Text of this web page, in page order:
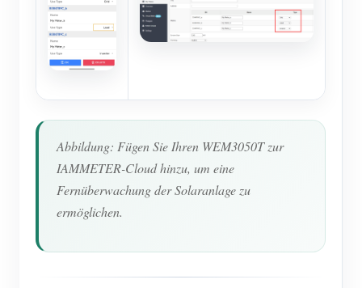
Abbildung: Fügen Sie Ihren WEM3050T zur
IAMMETER-Cloud hinzu, um eine
Fernüberwachung der Solaranlage zu
ermöglichen.